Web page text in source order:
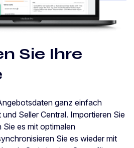
Sie Ihre
ganz einfach
Seller Central. Importieren Sie
es mit optimalen
Sie es wieder mit